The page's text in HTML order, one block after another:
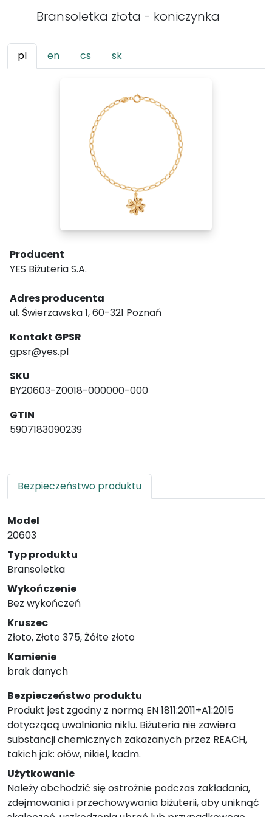
Bransoletka złota - koniczynka
pl en cs sk
Producent
YES Biżuteria S.A.
Adres producenta
ul. Świerzawska 1, 60-321 Poznań
Kontakt GPSR
gpsr@yes.pl
SKU
BY20603-Z0018-000000-000
GTIN
5907183090239
Bezpieczeństwo produktu
Model
20603
Typ produktu
Bransoletka
Wykończenie
Bez wykończeń
Kruszec
Złoto, Złoto 375, Żółte złoto
Kamienie
brak danych
Bezpieczeństwo produktu
Produkt jest zgodny z normą EN 1811:2011+A1:2015
dotyczącą uwalniania niklu. Biżuteria nie zawiera
substancji chemicznych zakazanych przez REACH,
takich jak: ołów, nikiel, kadm.
Użytkowanie
Należy obchodzić się ostrożnie podczas zakładania,
zdejmowania i przechowywania biżuterii, aby uniknąć